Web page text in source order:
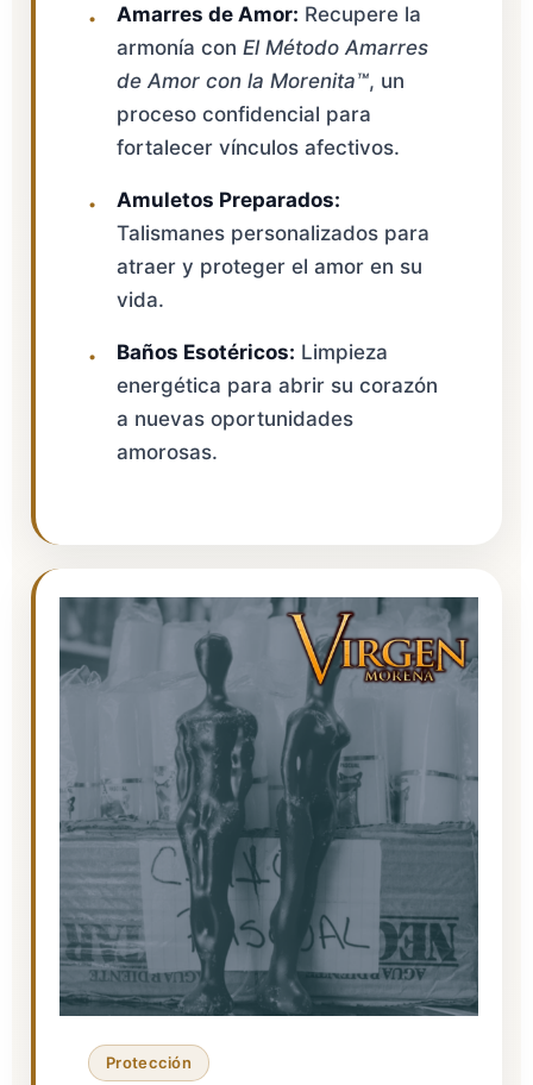
Amarres de Amor: Recupere la
armonía con El Método Amarres
de Amor con la Morenita™, un
proceso confidencial para
fortalecer vínculos afectivos.
Amuletos Preparados:
Talismanes personalizados para
atraer y proteger el amor en su
vida.
Baños Esotéricos: Limpieza
energética para abrir su corazón
a nuevas oportunidades
amorosas.
Protección